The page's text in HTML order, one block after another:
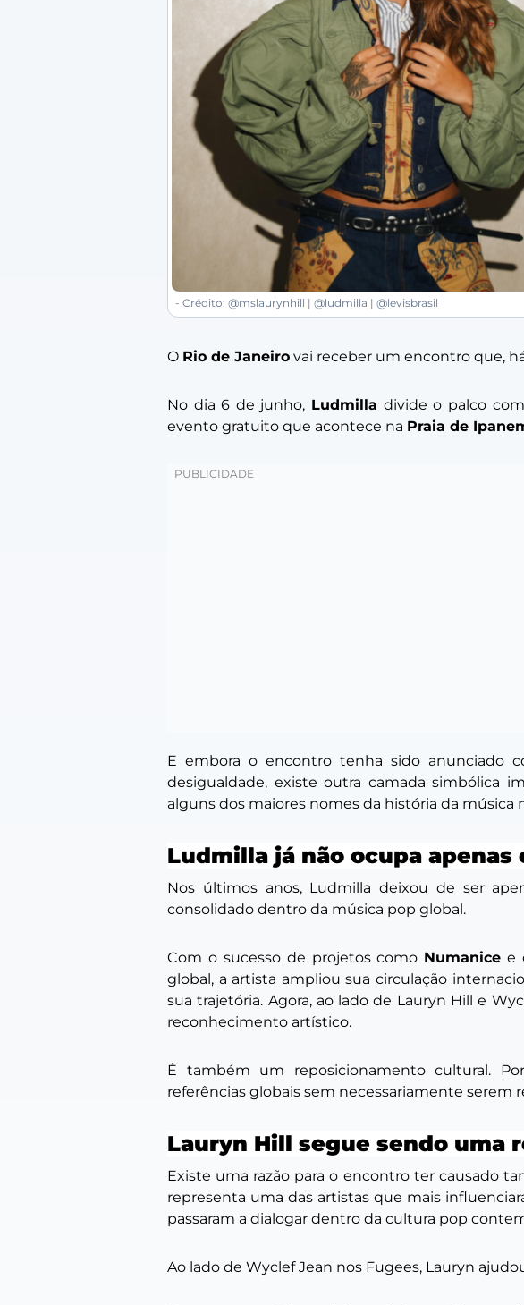
- Crédito: @mslaurynhill | @ludmilla | @levisbrasil
O Rio de Janeiro vai receber um encontro que,
No dia 6 de junho, Ludmilla divide o palco com
evento gratuito que acontece na Praia de
E embora o encontro tenha sido anunciado
desigualdade, existe outra camada simbólica
alguns dos maiores nomes da história da música
Ludmilla já não ocupa apenas
Nos últimos anos, Ludmilla deixou de ser
consolidado dentro da música pop global.
Com o sucesso de projetos como Numanice e
global, a artista ampliou sua circulação
sua trajetória. Agora, ao lado de Lauryn Hill e
reconhecimento artístico.
É também um reposicionamento cultural.
referências globais sem necessariamente serem
Lauryn Hill segue sendo uma
Existe uma razão para o encontro ter causado
representa uma das artistas que mais
passaram a dialogar dentro da cultura pop
Ao lado de Wyclef Jean nos Fugees, Lauryn